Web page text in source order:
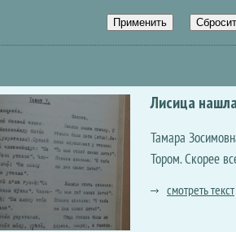
Лисица
Тамара
Тором. Скорее
смотреть текст